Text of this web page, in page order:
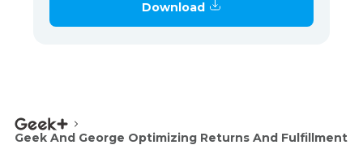
Download
Geek And George Optimizing Returns And Fulfillment